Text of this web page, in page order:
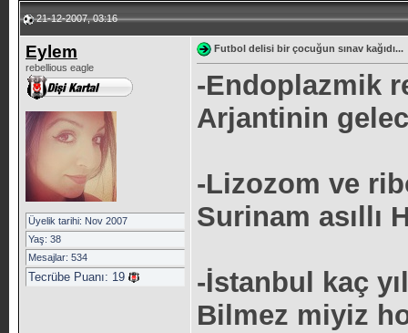
21-12-2007, 03:16
Eylem
rebellious eagle
Üyelik tarihi: Nov 2007
Yaş: 38
Mesajlar: 534
Tecrübe Puanı: 19
Futbol delisi bir çocuğun sınav kağıdı...
-Endoplazmik
Arjantinin
-Lizozom ve
Surinam asıllı
-İstanbul kaç
Bilmez miyiz